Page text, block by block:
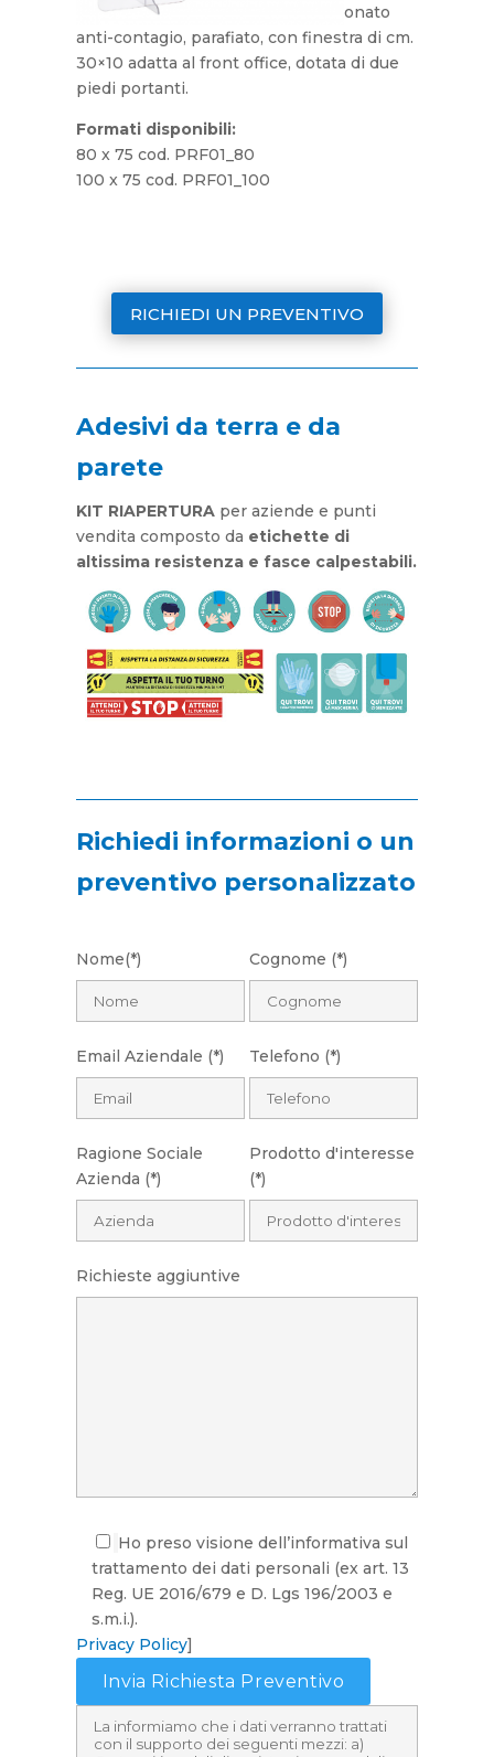
onato
anti-contagio, parafiato, con finestra di cm.
30×10 adatta al front office, dotata di due
piedi portanti.
Formati disponibili:
80 x 75 cod. PRF01_80
100 x 75 cod. PRF01_100
RICHIEDI UN PREVENTIVO
Adesivi da terra e da
parete
KIT RIAPERTURA per aziende e punti
vendita composto da etichette di
altissima resistenza e fasce calpestabili.
Richiedi informazioni o un
preventivo personalizzato
Nome(*) Cognome (*)
Email Aziendale (*) Telefono (*)
Ragione Sociale
Azienda (*)
Prodotto d'interesse
(*)
Richieste aggiuntive
Ho preso visione dell’informativa sul
trattamento dei dati personali (ex art. 13
Reg. UE 2016/679 e D. Lgs 196/2003 e
s.m.i.).
Privacy Policy]